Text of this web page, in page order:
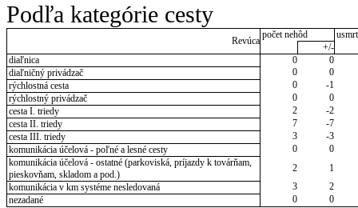
Podľa kategórie cesty
Revúca
počet nehôd
+/-
diaľnica
0
0
diaľničný privádzač
0
0
rýchlostná cesta
0
-1
rýchlostný privádzač
0
0
cesta I. triedy
2
-2
cesta II. triedy
7
-7
cesta III. triedy
3
-3
komunikácia účelová - poľné a lesné cesty
0
0
komunikácia účelová - ostatné (parkoviská, príjazdy k továrňam,
pieskovňam, skladom a pod.)
2
1
komunikácia v km systéme nesledovaná
3
2
nezadané
0 0